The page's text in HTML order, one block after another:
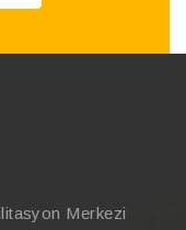
Merkezi